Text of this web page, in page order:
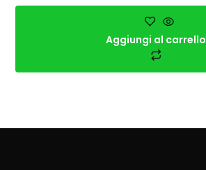
Aggiungi al carrello